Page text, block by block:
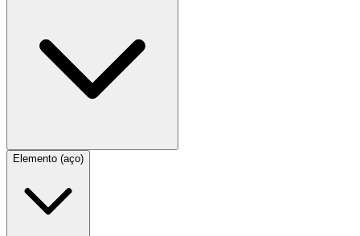
Elemento (aço)